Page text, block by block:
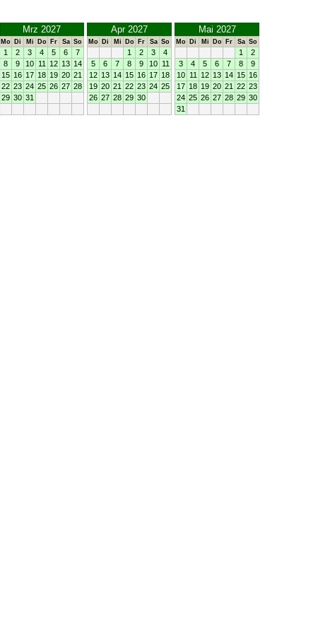
Mrz 2027
Mo Di Mi Do Fr Sa So
1 2 3 4 5 6
7
8
9 10 11 12 13 14
15 16 17 18 19 20 21
22 23 24 25 26 27 28
29 30 31
Apr 2027
Mo Di Mi Do Fr Sa So
1 2 3
4
5
6 7 8 9 10 11
12 13 14 15 16 17 18
19 20 21 22 23 24 25
26 27 28 29 30
Mai 2027
Mo Di Mi Do Fr Sa So
1
2
3
4 5 6 7 8
9
10 11 12 13 14 15 16
17 18 19 20 21 22 23
24 25 26 27 28 29 30
31